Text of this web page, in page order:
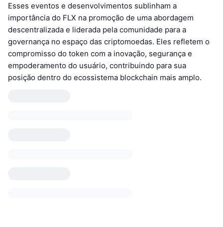
Esses eventos e desenvolvimentos sublinham a
importância do FLX na promoção de uma abordagem
descentralizada e liderada pela comunidade para a
governança no espaço das criptomoedas. Eles refletem o
compromisso do token com a inovação, segurança e
empoderamento do usuário, contribuindo para sua
posição dentro do ecossistema blockchain mais amplo.